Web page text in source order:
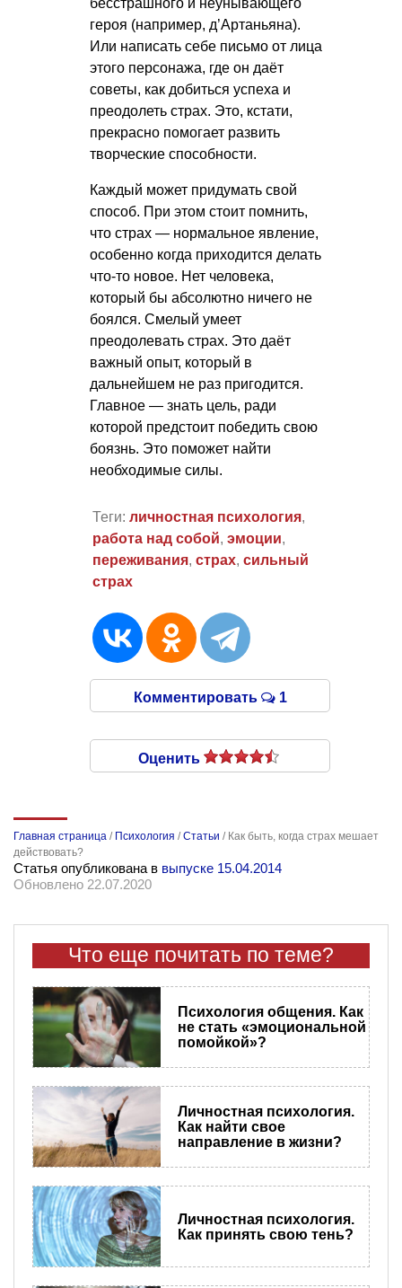
героя (например, д’Артаньяна).
Или написать себе письмо от лица
этого персонажа, где он даёт
советы, как добиться успеха и
преодолеть страх. Это, кстати,
прекрасно помогает развить
творческие способности.
Каждый может придумать свой
способ. При этом стоит помнить,
что страх — нормальное явление,
особенно когда приходится делать
что-то новое. Нет человека,
который бы абсолютно ничего не
боялся. Смелый умеет
преодолевать страх. Это даёт
важный опыт, который в
дальнейшем не раз пригодится.
Главное — знать цель, ради
которой предстоит победить свою
боязнь. Это поможет найти
необходимые силы.
Теги: личностная психология,
работа над собой, эмоции,
переживания, страх, сильный
страх
Комментировать 1
Оценить
Главная страница / Психология /Статьи / Как быть, когда страх мешает
действовать?
Статья опубликована в выпуске 15.04.2014
Обновлено 22.07.2020
Что еще почитать по теме?
Психология общения. Как
не стать «эмоциональной
помойкой»?
Личностная психология.
Как найти свое
направление в жизни?
Личностная психология.
Как принять свою тень?